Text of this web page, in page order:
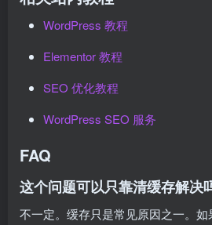
WordPress 教程
Elementor 教程
SEO 优化教程
WordPress SEO 服务
FAQ
这个问题可以只靠清缓存解决
不一定。缓存只是常见原因之一。